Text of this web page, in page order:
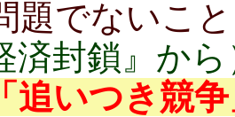
題でないこ
済封鎖』か
追いつき競